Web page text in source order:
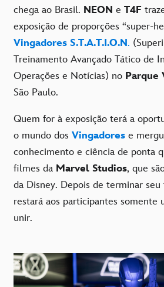
chega ao Brasil. NEON e T4F
exposição de proporções “super-
Vingadores S.T.A.T.I.O.N.
Treinamento Avançado Tático de
Operações e Notícias) no Parque
São Paulo.
Quem for à exposição terá a
o mundo dos Vingadores e
conhecimento e ciência de ponta
filmes da Marvel Studios, que
da Disney. Depois de terminar
restará aos participantes somente
unir.